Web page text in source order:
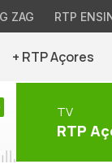
ZAG RTP
+ RTP Açores
TV
RTP